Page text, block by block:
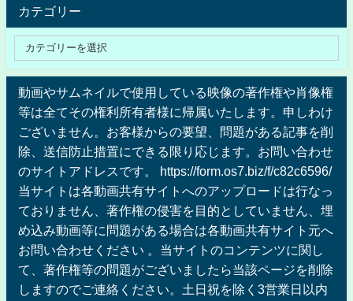
カテゴリー
動画やサムネイルで使用している映像の著作権や肖像権
等は全てその権利所有者様に帰属いたします。申しわけ
ございません。お客様からの要望、問題がある記事を削
除、送信防止措置にできる限り応じます。お問い合わせ
のサイトアドレスです。 https://form.os7.biz/f/c82c6596/
当サイトは各動画共有サイトへのアップロードは行なっ
ておりません、著作権の侵害を目的としていません、埋
め込み動画等に問題がある場合は各動画共有サイト元へ
お問い合わせください 。当サイトのコンテンツに関し
て、著作権等の問題がございましたら当該ページを削除
しますのでご連絡ください。土日祝を除く3営業日以内